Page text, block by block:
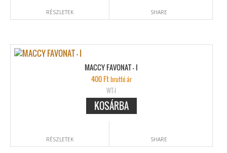
RÉSZLETEK SHARE
MACCY FAVONAT – I
400Ftbruttó ár
WT-I
KOSÁRBA
RÉSZLETEK SHARE